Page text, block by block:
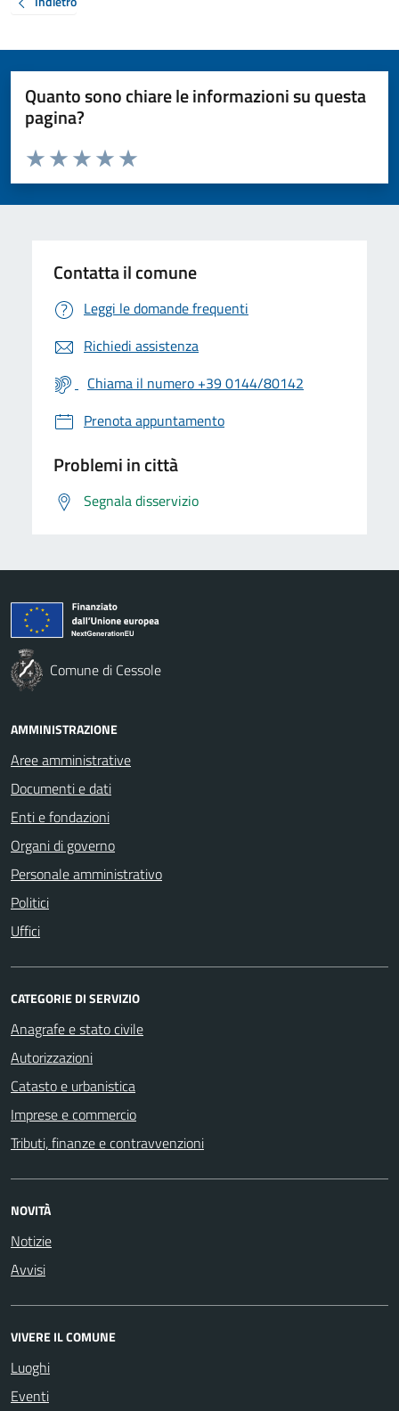
Quanto sono chiare le informazioni su questa
pagina?
Valuta da 1 a 5 stelle la pagina
Valuta 5 stelle su 5
Valuta 4 stelle su 5
Valuta 3 stelle su 5
Valuta 2 stelle su 5
Valuta 1 stelle su 5
Contatta il comune
Leggi le domande frequenti
Richiedi assistenza
Chiama il numero +39 0144/80142
Prenota appuntamento
Problemi in città
Segnala disservizio
Comune di Cessole
AMMINISTRAZIONE
Aree amministrative
Documenti e dati
Enti e fondazioni
Organi di governo
Personale amministrativo
Politici
Uffici
CATEGORIE DI SERVIZIO
Anagrafe e stato civile
Autorizzazioni
Catasto e urbanistica
Imprese e commercio
Tributi, finanze e contravvenzioni
NOVITÀ
Notizie
Avvisi
VIVERE IL COMUNE
Luoghi
Eventi